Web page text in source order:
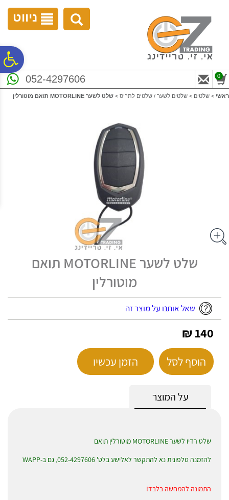
נגישות
ניווט
052-4297606 0
ראשי > שלטים > שלטים לשער / שלטים לתריס > שלט לשער MOTORLINE תואם מוטורלין
שלט לשער MOTORLINE תואם
מוטורלין
שאל אותנו על מוצר זה
140 ₪
הוסף לסל הזמן עכשיו
על המוצר
שלט רדיו לשער MOTORLINE מוטורלין תואם
להזמנה טלפונית נא להתקשר לאלישע בלט' 052-4297606, גם ב-WAPP
התמונה להמחשה בלבד!